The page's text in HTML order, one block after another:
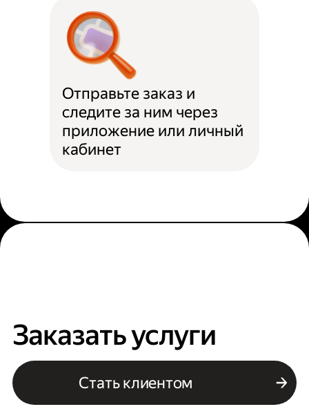
Отправьте заказ и
следите за ним через
приложение или личный
кабинет
Заказать услуги
Стать клиентом